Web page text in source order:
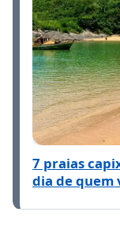
7 praias
dia de quem